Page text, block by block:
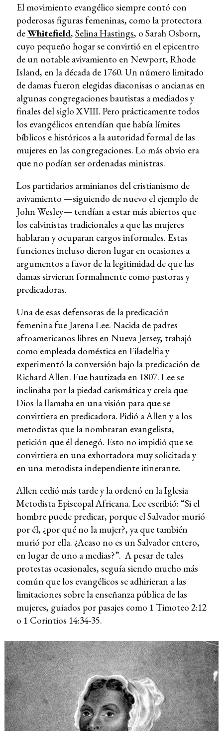
El movimiento evangélico siempre contó con
poderosas figuras femeninas, como la protectora
deWhitefield, Selina Hastings, o Sarah Osborn,
cuyo pequeño hogar se convirtió en el epicentro
de un notable avivamiento en Newport, Rhode
Island, en la década de 1760. Un número limitado
de damas fueron elegidas diaconisas o ancianas en
algunas congregaciones bautistas a mediados y
finales del siglo XVIII. Pero prácticamente todos
los evangélicos entendían que había límites
bíblicos e históricos a la autoridad formal de las
mujeres en las congregaciones. Lo más obvio era
que no podían ser ordenadas ministras.
Los partidarios arminianos del cristianismo de
avivamiento —siguiendo de nuevo el ejemplo de
John Wesley— tendían a estar más abiertos que
los calvinistas tradicionales a que las mujeres
hablaran y ocuparan cargos informales. Estas
funciones incluso dieron lugar en ocasiones a
argumentos a favor de la legitimidad de que las
damas sirvieran formalmente como pastoras y
predicadoras.
Una de esas defensoras de la predicación
femenina fue Jarena Lee. Nacida de padres
afroamericanos libres en Nueva Jersey, trabajó
como empleada doméstica en Filadelfia y
experimentó la conversión bajo la predicación de
Richard Allen. Fue bautizada en 1807. Lee se
inclinaba por la piedad carismática y creía que
Dios la llamaba en una visión para que se
convirtiera en predicadora. Pidió a Allen y a los
metodistas que la nombraran evangelista,
petición que él denegó. Esto no impidió que se
convirtiera en una exhortadora muy solicitada y
en una metodista independiente itinerante.
Allen cedió más tarde y la ordenó en la Iglesia
Metodista Episcopal Africana. Lee escribió: “Si el
hombre puede predicar, porque el Salvador murió
por él, ¿por qué no la mujer?, ya que también
murió por ella. ¿Acaso no es un Salvador entero,
en lugar de uno a medias?”. A pesar de tales
protestas ocasionales, seguía siendo mucho más
común que los evangélicos se adhirieran a las
limitaciones sobre la enseñanza pública de las
mujeres, guiados por pasajes como 1 Timoteo 2:12
o 1 Corintios 14:34-35.